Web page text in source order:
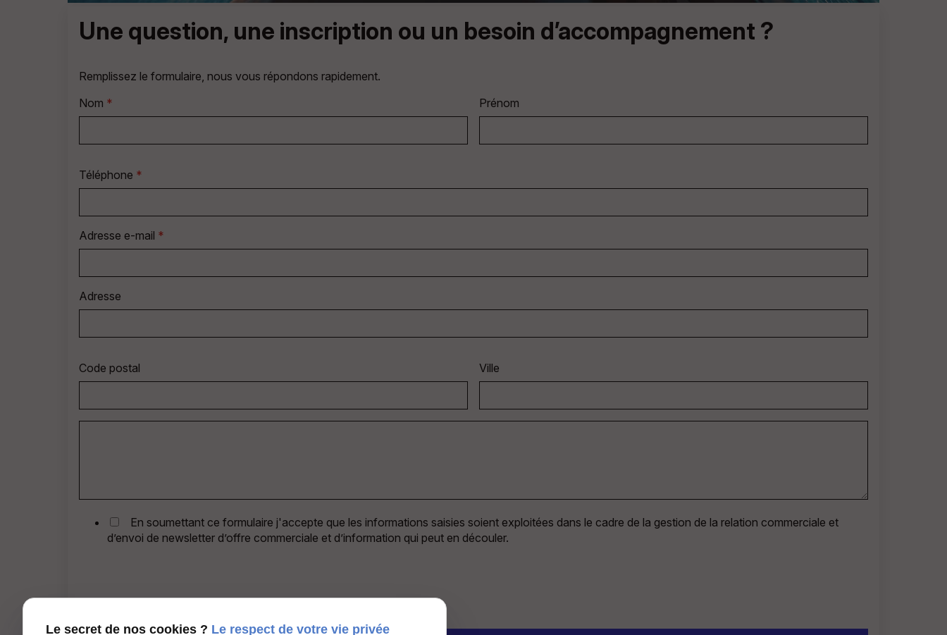
Une question, une inscription ou un besoin d’accompagnement ?
Remplissez le formulaire, nous vous répondons rapidement.
Nom * Prénom
Téléphone *
Adresse e-mail *
Adresse
Code postal Ville
En soumettant ce formulaire j'accepte que les informations saisies soient exploitées dans le cadre de la gestion de la relation commerciale et
d’envoi de newsletter d’offre commerciale et d’information qui peut en découler.
Le secret de nos cookies ? Le respect de votre vie privée